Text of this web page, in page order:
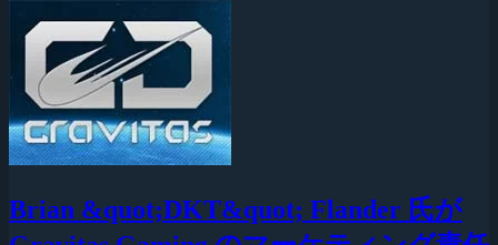
Brian &quot;DKT&quot; Flander 氏が